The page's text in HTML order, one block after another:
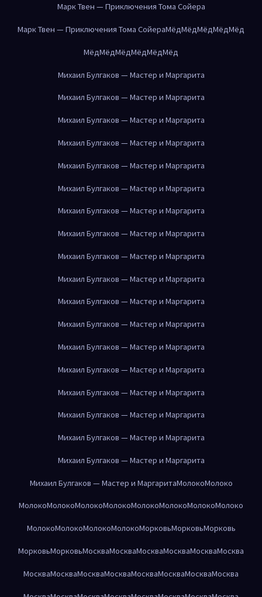
Марк Твен — Приключения Тома Сойера
Марк Твен — Приключения Тома СойераМёдМёдМёдМёдМёд
МёдМёдМёдМёдМёдМёд
Михаил Булгаков — Мастер и Маргарита
Михаил Булгаков — Мастер и Маргарита
Михаил Булгаков — Мастер и Маргарита
Михаил Булгаков — Мастер и Маргарита
Михаил Булгаков — Мастер и Маргарита
Михаил Булгаков — Мастер и Маргарита
Михаил Булгаков — Мастер и Маргарита
Михаил Булгаков — Мастер и Маргарита
Михаил Булгаков — Мастер и Маргарита
Михаил Булгаков — Мастер и Маргарита
Михаил Булгаков — Мастер и Маргарита
Михаил Булгаков — Мастер и Маргарита
Михаил Булгаков — Мастер и Маргарита
Михаил Булгаков — Мастер и Маргарита
Михаил Булгаков — Мастер и Маргарита
Михаил Булгаков — Мастер и Маргарита
Михаил Булгаков — Мастер и Маргарита
Михаил Булгаков — Мастер и Маргарита
Михаил Булгаков — Мастер и МаргаритаМолокоМолоко
МолокоМолокоМолокоМолокоМолокоМолокоМолокоМолоко
МолокоМолокоМолокоМолокоМорковьМорковьМорковь
МорковьМорковьМоскваМоскваМоскваМоскваМоскваМосква
МоскваМоскваМоскваМоскваМоскваМоскваМоскваМосква